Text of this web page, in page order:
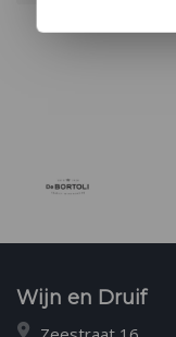
Wijn en Druif